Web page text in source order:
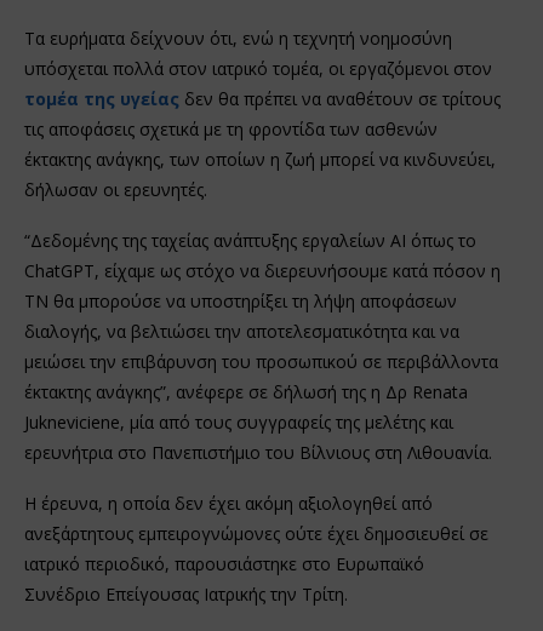
Τα ευρήματα δείχνουν ότι, ενώ η τεχνητή νοημοσύνη
υπόσχεται πολλά στον ιατρικό τομέα, οι εργαζόμενοι στον
τομέα της υγείας δεν θα πρέπει να αναθέτουν σε τρίτους
τις αποφάσεις σχετικά με τη φροντίδα των ασθενών
έκτακτης ανάγκης, των οποίων η ζωή μπορεί να κινδυνεύει,
δήλωσαν οι ερευνητές.
“Δεδομένης της ταχείας ανάπτυξης εργαλείων AI όπως το
ChatGPT, είχαμε ως στόχο να διερευνήσουμε κατά πόσον η
ΤΝ θα μπορούσε να υποστηρίξει τη λήψη αποφάσεων
διαλογής, να βελτιώσει την αποτελεσματικότητα και να
μειώσει την επιβάρυνση του προσωπικού σε περιβάλλοντα
έκτακτης ανάγκης”, ανέφερε σε δήλωσή της η Δρ Renata
Jukneviciene, μία από τους συγγραφείς της μελέτης και
ερευνήτρια στο Πανεπιστήμιο του Βίλνιους στη Λιθουανία.
Η έρευνα, η οποία δεν έχει ακόμη αξιολογηθεί από
ανεξάρτητους εμπειρογνώμονες ούτε έχει δημοσιευθεί σε
ιατρικό περιοδικό, παρουσιάστηκε στο Ευρωπαϊκό
Συνέδριο Επείγουσας Ιατρικής την Τρίτη.